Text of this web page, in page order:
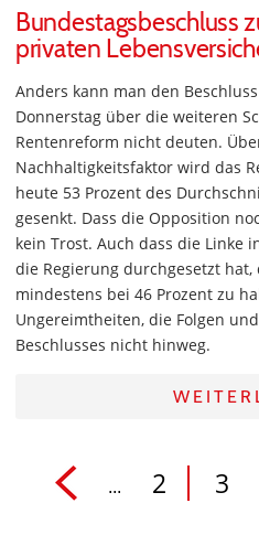
Bundestagsbeschluss
privaten
Anders kann man den
Donnerstag über die weiteren
Rentenreform nicht deuten.
Nachhaltigkeitsfaktor wird das
heute 53 Prozent des
gesenkt. Dass die Opposition
kein Trost. Auch dass die Linke
die Regierung durchgesetzt
mindestens bei 46 Prozent zu
Ungereimtheiten, die Folgen
Beschlusses nicht hinweg.
... 2 3